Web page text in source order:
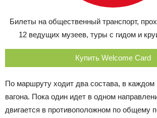
Билеты на общественный транспорт,
12 ведущих музеев, туры с гидом и
Купить Welcome Card
По маршруту ходит два состава, в каждом
вагона. Пока один идет в одном
двигается в противоположном по общему